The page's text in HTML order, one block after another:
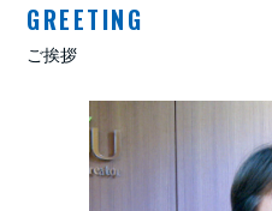
GREETING
ご挨拶